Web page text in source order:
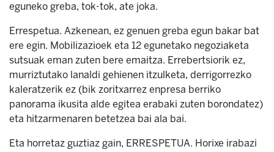
eguneko greba, tok-tok, ate joka.
Errespetua. Azkenean, ez genuen greba egun bakar bat
ere egin. Mobilizazioek eta 12 egunetako negoziaketa
sutsuak eman zuten bere emaitza. Errebertsiorik ez,
murriztutako lanaldi gehienen itzulketa, derrigorrezko
kaleratzerik ez (bik zoritxarrez enpresa berriko
panorama ikusita alde egitea erabaki zuten borondatez)
eta hitzarmenaren betetzea bai ala bai.
Eta horretaz guztiaz gain, ERRESPETUA. Horixe irabazi